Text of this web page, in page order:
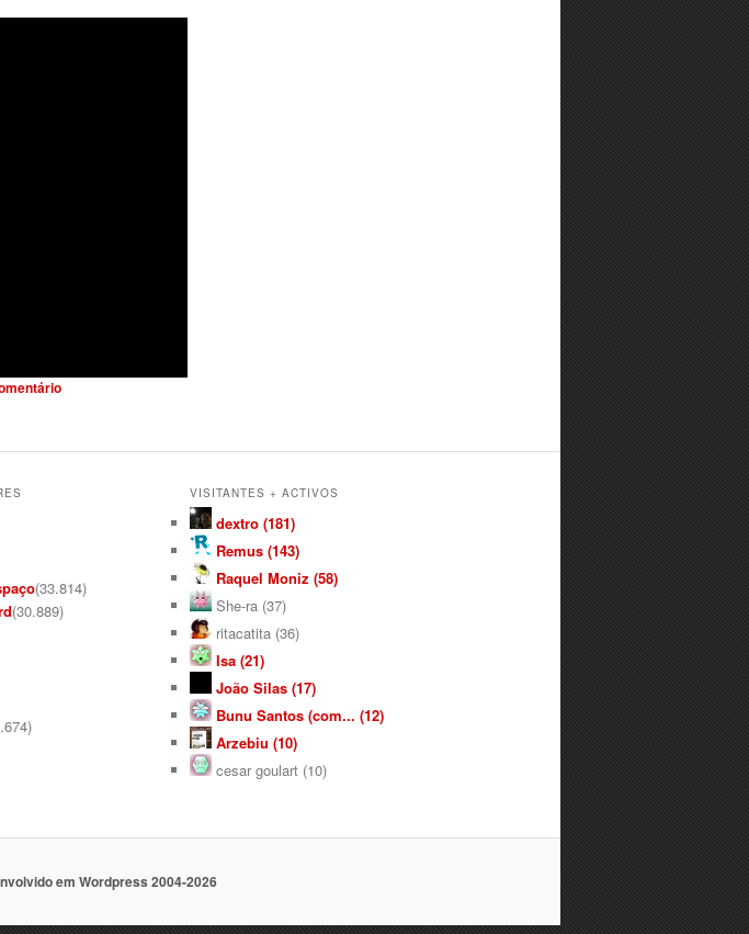
(33.814)
(30.889)
VISITANTES + ACTIVOS
dextro (181)
Remus (143)
Raquel Moniz (58)
She-ra (37)
ritacatita (36)
Isa (21)
João Silas (17)
Bunu Santos (com... (12)
Arzebiu (10)
cesar goulart (10)
em Wordpress 2004-2026